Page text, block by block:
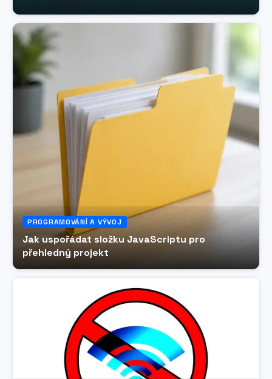
PROGRAMOVÁNÍ A VÝVOJ
Jak uspořádat složku JavaScriptu pro
přehledný projekt